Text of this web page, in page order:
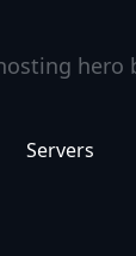
Servers